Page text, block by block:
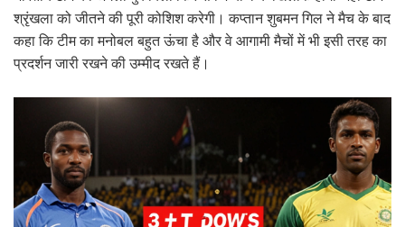
श्रृंखला को जीतने की पूरी कोशिश करेगी। कप्तान शुबमन गिल ने मैच के बाद
कहा कि टीम का मनोबल बहुत ऊंचा है और वे आगामी मैचों में भी इसी तरह का
प्रदर्शन जारी रखने की उम्मीद रखते हैं।